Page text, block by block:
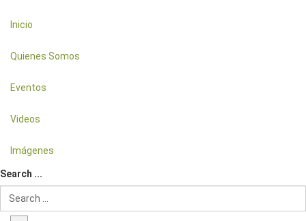
Inicio
Quienes Somos
Eventos
Videos
Imágenes
Search ...